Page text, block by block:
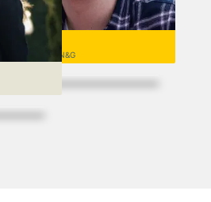
Niek
VWO 6, N&T/N&G